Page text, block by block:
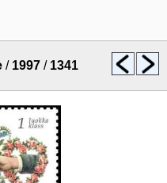
/ 1997 / 1341